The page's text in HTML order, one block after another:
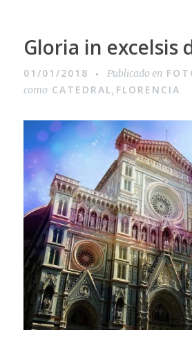
Gloria in excelsis
01/01/2018 Publicado en
como CATEDRAL, FLORENCIA